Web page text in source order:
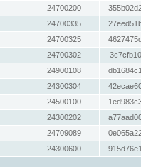
24700200
24700335
24700325
24700302
24900108
24300304
24500100
24300202
24709089
24300600